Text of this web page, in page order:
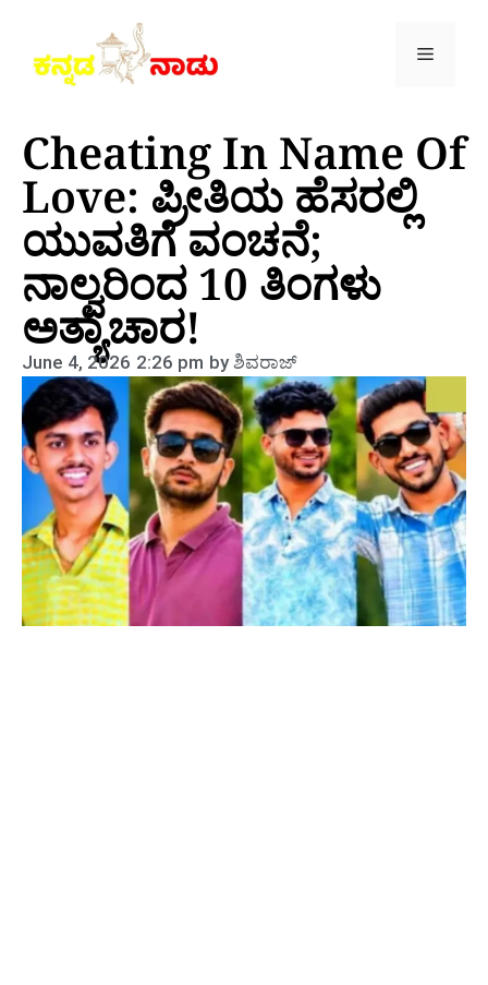
Cheating In Name Of
Love: ಪ್ರೀತಿಯ ಹೆಸರಲ್ಲಿ
ಯುವತಿಗೆ ವಂಚನೆ;
ನಾಲ್ವರಿಂದ 10 ತಿಂಗಳು
ಅತ್ಯಾಚಾರ!
June 4, 2026 2:26 pm byಶಿವರಾಜ್